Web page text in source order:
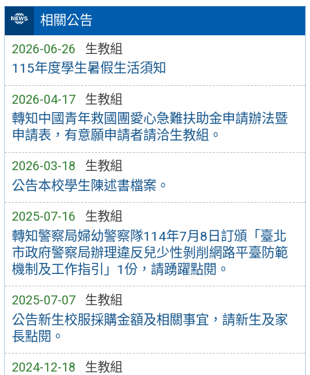
相關公告
2026-06-26 生教組
115年度學生暑假生活須知
2026-04-17 生教組
轉知中國青年救國團愛心急難扶助金申請辦法暨
申請表，有意願申請者請洽生教組。
2026-03-18 生教組
公告本校學生陳述書檔案。
2025-07-16 生教組
轉知警察局婦幼警察隊114年7月8日訂頒「臺北
市政府警察局辦理違反兒少性剝削網路平臺防範
機制及工作指引」1份，請踴躍點閱。
2025-07-07 生教組
公告新生校服採購金額及相關事宜，請新生及家
長點閱。
2024-12-18 生教組